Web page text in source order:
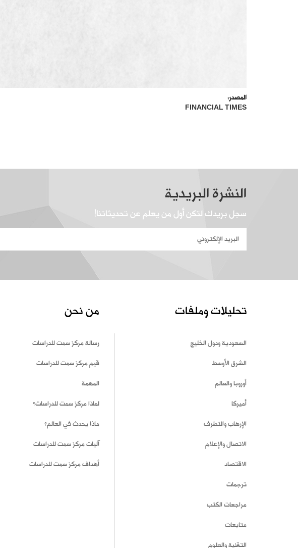
المصدر:
FINANCIAL TIMES
النشرة البريدية
سجل بريدك لتكن أول من يعلم عن تحديثاتنا!
تحليلات وملفات
السعودية ودول الخليج
الشرق الأوسط
أوروبا والعالم
أميركا
الإرهاب والتطرف
الاتصال والإعلام
الاقتصاد
ترجمات
مراجعات الكتب
متابعات
التقنية والعلوم
من نحن
رسالة مركز سمت للدراسات
قيم مركز سمت للدراسات
المهمة
لماذا مركز سمت للدراسات؟
ماذا يحدث في العالم؟
آليات مركز سمت للدراسات
أهداف مركز سمت للدراسات